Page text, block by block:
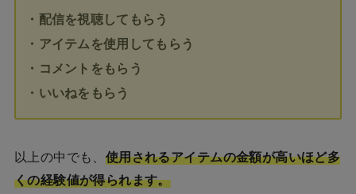
・配信を視聴してもらう
・アイテムを使用してもらう
・コメントをもらう
・いいねをもらう
以上の中でも、 使用されるアイテムの金額が高いほど多
くの経験値が得られます。